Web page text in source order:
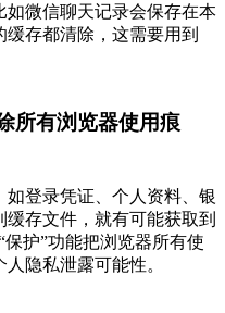
微信聊天记录会保存在本
存都清除，这需要用到
所有浏览器使用痕
登录凭证、个人资料、银
存文件，就有可能获取到
护”功能把浏览器所有使
隐私泄露可能性。